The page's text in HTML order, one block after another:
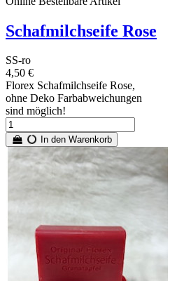
Schafmilchseife Rose
SS-ro
4,50 €
Florex Schafmilchseife Rose,
ohne Deko Farbabweichungen
sind möglich!
In den Warenkorb